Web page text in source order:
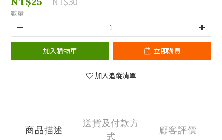
數量
加入購物車 立即購買
加入追蹤清單
商品描述
送貨及付款方
式
顧客評價